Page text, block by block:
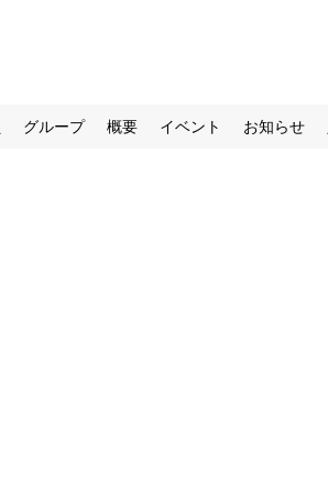
グループ 概要 イベント お知らせ